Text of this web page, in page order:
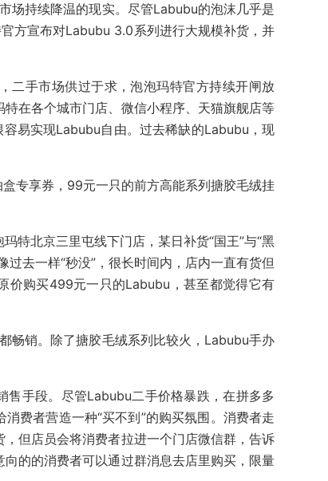
场持续降温的现实。尽管Labubu的泡沫几乎是
方宣布对Labubu 3.0系列进行大规模补货，并
二手市场供过于求，泡泡玛特官方持续开闸放
在各个城市门店、微信小程序、天猫旗舰店等
易实现Labubu自由。过去稀缺的Labubu，现
专享券，99元一只的前方高能系列搪胶毛绒挂
特北京三里屯线下门店，某日补货“国王”与“黑
去一样“秒没”，很长时间内，店内一直有货但
价购买499元一只的Labubu，甚至都觉得它有
畅销。除了搪胶毛绒系列比较火，Labubu手办
售手段。尽管Labubu二手价格暴跌，在拼多多
费者营造一种“买不到”的购买氛围。消费者走
但店员会将消费者拉进一个门店微信群，告诉
的的消费者可以通过群消息去店里购买，限量